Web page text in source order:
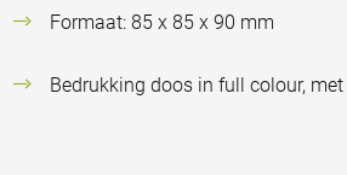
Formaat: 85 x 85 x 90 mm
Bedrukking doos in full colour,